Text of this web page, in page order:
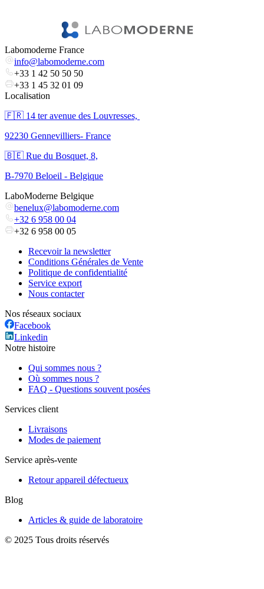
Labomoderne France
info@labomoderne.com
+33 1 42 50 50 50
+33 1 45 32 01 09
Localisation
🇫🇷 ​14 ter avenue des Louvresses,
92230 Gennevilliers- France
🇧🇪 Rue du Bosquet, 8,
B-7970 Beloeil - Belgique
LaboModerne Belgique
benelux@labomoderne.com
+32 6 958 00 04
+32 6 958 00 05
Recevoir la newsletter
Conditions Générales de Vente
Politique de confidentialité
Service export
Nous contacter
Nos réseaux sociaux
Facebook
Linkedin
Notre histoire
Qui sommes nous ?
Où sommes nous ?
FAQ - Questions souvent posées
Services client
Livraisons
Modes de paiement
Service après-vente
Retour appareil défectueux
Blog
Articles & guide de laboratoire
© 2025 Tous droits réservés